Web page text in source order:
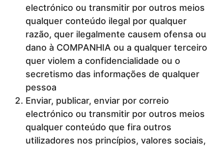
electrónico ou transmitir por outros meios
qualquer conteúdo ilegal por qualquer
razão, quer ilegalmente causem ofensa ou
dano à COMPANHIA ou a qualquer terceiro
quer violem a confidencialidade ou o
secretismo das informações de qualquer
pessoa
Enviar, publicar, enviar por correio
electrónico ou transmitir por outros meios
qualquer conteúdo que fira outros
utilizadores nos princípios, valores sociais,